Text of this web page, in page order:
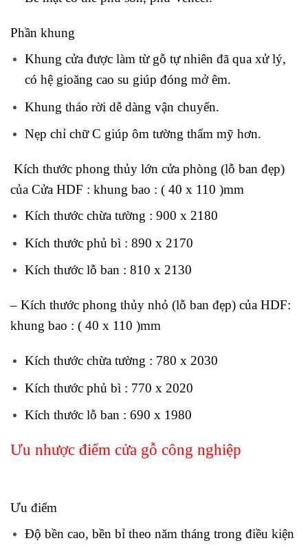
Phần khung
Khung cửa được làm từ gỗ tự nhiên đã qua xử lý,
có hệ gioăng cao su giúp đóng mở êm.
Khung tháo rời dễ dàng vận chuyển.
Nẹp chỉ chữ C giúp ôm tường thẩm mỹ hơn.
Kích thước phong thủy lớn cửa phòng (lỗ ban đẹp)
của Cửa HDF : khung bao : ( 40 x 110 )mm
Kích thước chừa tường : 900 x 2180
Kích thước phủ bì : 890 x 2170
Kích thước lỗ ban : 810 x 2130
– Kích thước phong thủy nhỏ (lỗ ban đẹp) của HDF:
khung bao : ( 40 x 110 )mm
Kích thước chừa tường : 780 x 2030
Kích thước phủ bì : 770 x 2020
Kích thước lỗ ban : 690 x 1980
Ưu nhược điểm cửa gỗ công nghiệp
Ưu điểm
Độ bền cao, bền bỉ theo năm tháng trong điều kiện